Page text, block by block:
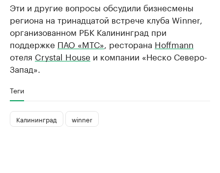
Эти и другие вопросы обсудили бизнесмены
региона на тринадцатой встрече клуба Winner,
организованном РБК Калининград при
поддержке ПАО «МТС», ресторана Hoffmann
отеля Crystal House и компании «Неско Северо-
Запад».
Теги
Калининград winner